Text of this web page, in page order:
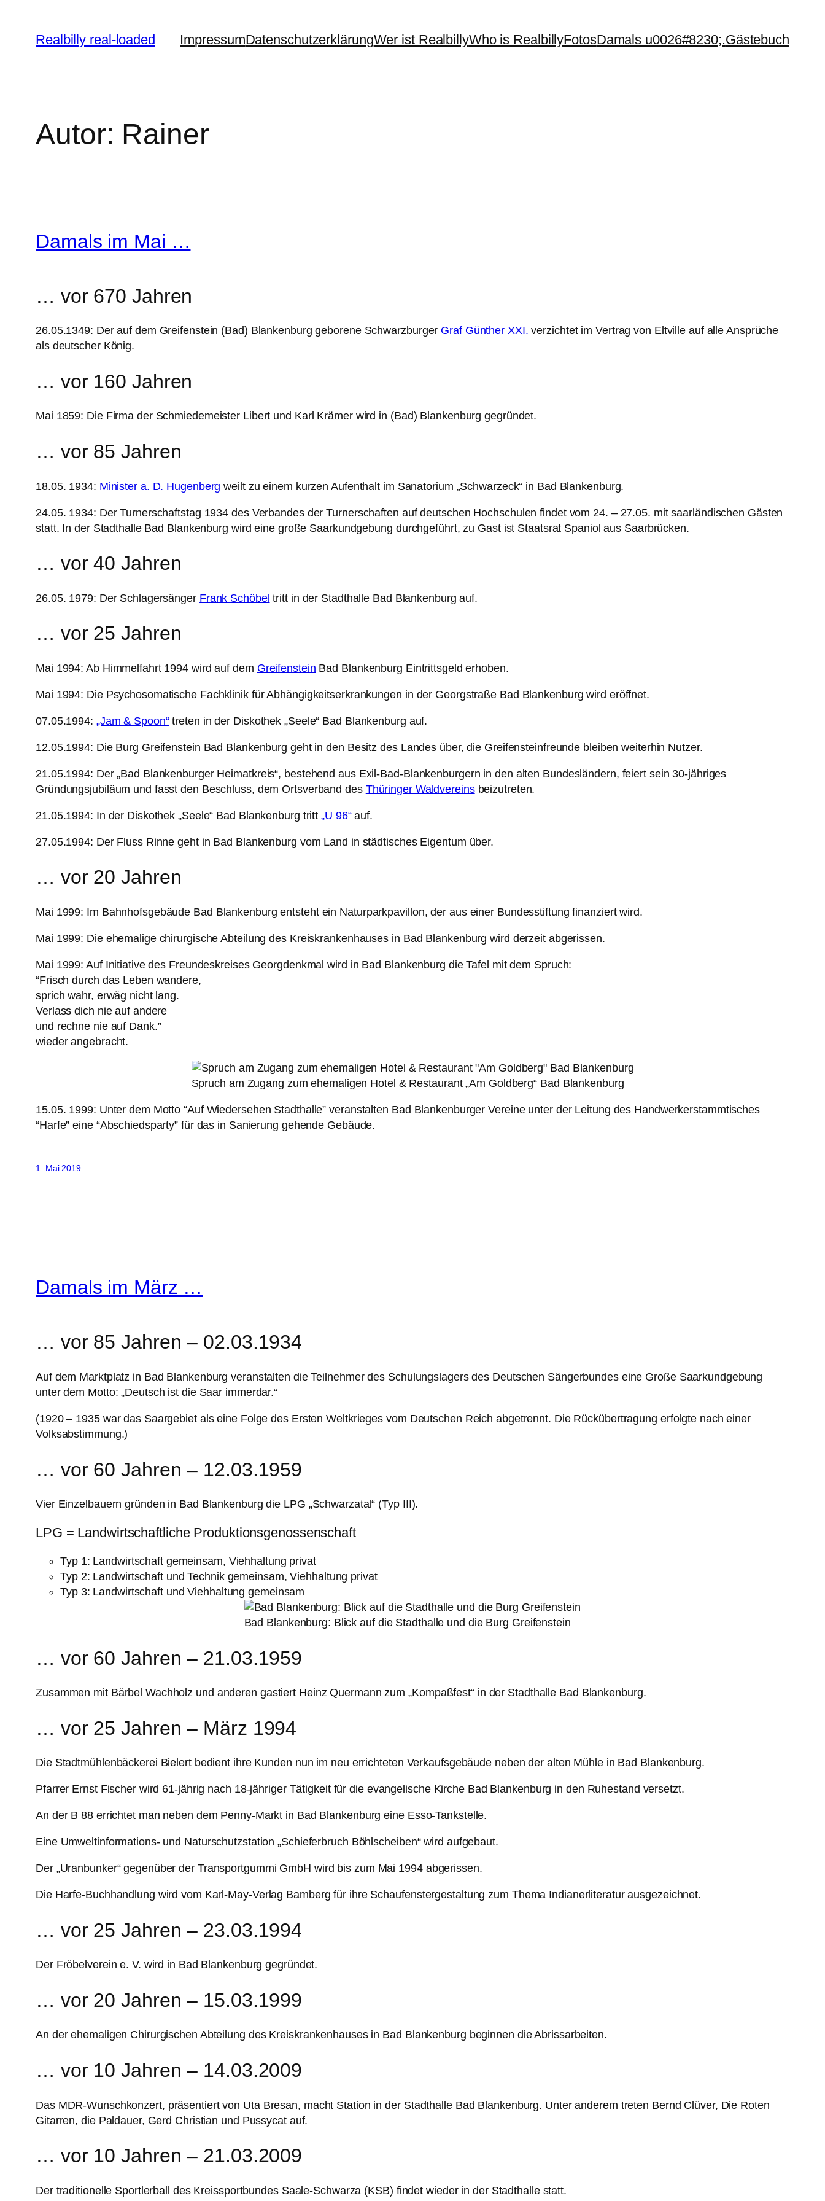
Inhalt
springen
Realbilly real-loaded ImpressumDatenschutzerklärungWer ist RealbillyWho is RealbillyFotosDamals u0026#8230;.Gästebuch
Autor: Rainer
Damals im Mai …
… vor 670 Jahren
26.05.1349: Der auf dem Greifenstein (Bad) Blankenburg geborene Schwarzburger Graf Günther XXI. verzichtet im Vertrag von Eltville auf alle Ansprüche
als deutscher König.
… vor 160 Jahren
Mai 1859: Die Firma der Schmiedemeister Libert und Karl Krämer wird in (Bad) Blankenburg gegründet.
… vor 85 Jahren
18.05. 1934: Minister a. D. Hugenbergweilt zu einem kurzen Aufenthalt im Sanatorium „Schwarzeck“ in Bad Blankenburg.
24.05. 1934: Der Turnerschaftstag 1934 des Verbandes der Turnerschaften auf deutschen Hochschulen findet vom 24. – 27.05. mit saarländischen Gästen
statt. In der Stadthalle Bad Blankenburg wird eine große Saarkundgebung durchgeführt, zu Gast ist Staatsrat Spaniol aus Saarbrücken.
… vor 40 Jahren
26.05. 1979: Der Schlagersänger Frank Schöbel tritt in der Stadthalle Bad Blankenburg auf.
… vor 25 Jahren
Mai 1994: Ab Himmelfahrt 1994 wird auf dem Greifenstein Bad Blankenburg Eintrittsgeld erhoben.
Mai 1994: Die Psychosomatische Fachklinik für Abhängigkeitserkrankungen in der Georgstraße Bad Blankenburg wird eröffnet.
07.05.1994: „Jam & Spoon“treten in der Diskothek „Seele“ Bad Blankenburg auf.
12.05.1994: Die Burg Greifenstein Bad Blankenburg geht in den Besitz des Landes über, die Greifensteinfreunde bleiben weiterhin Nutzer.
21.05.1994: Der „Bad Blankenburger Heimatkreis“, bestehend aus Exil-Bad-Blankenburgern in den alten Bundesländern, feiert sein 30-jähriges
Gründungsjubiläum und fasst den Beschluss, dem Ortsverband des Thüringer Waldvereinsbeizutreten.
21.05.1994: In der Diskothek „Seele“ Bad Blankenburg tritt„U 96“auf.
27.05.1994: Der Fluss Rinne geht in Bad Blankenburg vom Land in städtisches Eigentum über.
… vor 20 Jahren
Mai 1999: Im Bahnhofsgebäude Bad Blankenburg entsteht ein Naturparkpavillon, der aus einer Bundesstiftung finanziert wird.
Mai 1999: Die ehemalige chirurgische Abteilung des Kreiskrankenhauses in Bad Blankenburg wird derzeit abgerissen.
Mai 1999: Auf Initiative des Freundeskreises Georgdenkmal wird in Bad Blankenburg die Tafel mit dem Spruch:
“Frisch durch das Leben wandere,
sprich wahr, erwäg nicht lang.
Verlass dich nie auf andere
und rechne nie auf Dank.”
wieder angebracht.
Spruch am Zugang zum ehemaligen Hotel & Restaurant „Am Goldberg“ Bad Blankenburg
15.05. 1999: Unter dem Motto “Auf Wiedersehen Stadthalle” veranstalten Bad Blankenburger Vereine unter der Leitung des Handwerkerstammtisches
“Harfe” eine “Abschiedsparty” für das in Sanierung gehende Gebäude.
1. Mai 2019
Damals im März …
… vor 85 Jahren – 02.03.1934
Auf dem Marktplatz in Bad Blankenburg veranstalten die Teilnehmer des Schulungslagers des Deutschen Sängerbundes eine Große Saarkundgebung
unter dem Motto: „Deutsch ist die Saar immerdar.“
(1920 – 1935 war das Saargebiet als eine Folge des Ersten Weltkrieges vom Deutschen Reich abgetrennt. Die Rückübertragung erfolgte nach einer
Volksabstimmung.)
… vor 60 Jahren – 12.03.1959
Vier Einzelbauern gründen in Bad Blankenburg die LPG „Schwarzatal“ (Typ III).
LPG = Landwirtschaftliche Produktionsgenossenschaft
Typ 1: Landwirtschaft gemeinsam, Viehhaltung privat
Typ 2: Landwirtschaft und Technik gemeinsam, Viehhaltung privat
Typ 3: Landwirtschaft und Viehhaltung gemeinsam
Bad Blankenburg: Blick auf die Stadthalle und die Burg Greifenstein
… vor 60 Jahren – 21.03.1959
Zusammen mit Bärbel Wachholz und anderen gastiert Heinz Quermann zum „Kompaßfest“ in der Stadthalle Bad Blankenburg.
… vor 25 Jahren – März 1994
Die Stadtmühlenbäckerei Bielert bedient ihre Kunden nun im neu errichteten Verkaufsgebäude neben der alten Mühle in Bad Blankenburg.
Pfarrer Ernst Fischer wird 61-jährig nach 18-jähriger Tätigkeit für die evangelische Kirche Bad Blankenburg in den Ruhestand versetzt.
An der B 88 errichtet man neben dem Penny-Markt in Bad Blankenburg eine Esso-Tankstelle.
Eine Umweltinformations- und Naturschutzstation „Schieferbruch Böhlscheiben“ wird aufgebaut.
Der „Uranbunker“ gegenüber der Transportgummi GmbH wird bis zum Mai 1994 abgerissen.
Die Harfe-Buchhandlung wird vom Karl-May-Verlag Bamberg für ihre Schaufenstergestaltung zum Thema Indianerliteratur ausgezeichnet.
… vor 25 Jahren – 23.03.1994
Der Fröbelverein e. V. wird in Bad Blankenburg gegründet.
… vor 20 Jahren – 15.03.1999
An der ehemaligen Chirurgischen Abteilung des Kreiskrankenhauses in Bad Blankenburg beginnen die Abrissarbeiten.
… vor 10 Jahren – 14.03.2009
Das MDR-Wunschkonzert, präsentiert von Uta Bresan, macht Station in der Stadthalle Bad Blankenburg. Unter anderem treten Bernd Clüver, Die Roten
Gitarren, die Paldauer, Gerd Christian und Pussycat auf.
… vor 10 Jahren – 21.03.2009
Der traditionelle Sportlerball des Kreissportbundes Saale-Schwarza (KSB) findet wieder in der Stadthalle statt.